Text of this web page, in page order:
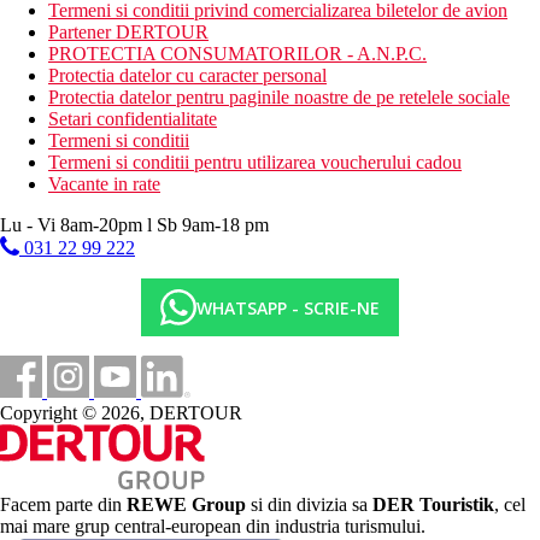
Ultra all inclusive
Mic dejun, pranz si cina tip bufet
Gustare
Miezul noptii si bufet dietetic
Gustare de dupa amiaza
Minibar alimentat zilnic
Bauturi alcoolice si nealcoolice locale si internationale
selectate (24 de ore pe zi)
Plaja cu nisip separata de o promenada. Bar pe plaja, sezlonguri
si umbrele gratuite.
Oferta sportiva
Gratuit:tenis de masa, volei pe plaja, fitness (de la 16
ani), darts, aerobic, polo
Contra cost:biliard, bowling
Copii
Termeni si conditii privind comercializarea biletelor de avion
Partener DERTOUR
PROTECTIA CONSUMATORILOR - A.N.P.C.
Protectia datelor cu caracter personal
Protectia datelor pentru paginile noastre de pe retelele sociale
Setari confidentialitate
Termeni si conditii
Termeni si conditii pentru utilizarea voucherului cadou
Vacante in rate
Lu - Vi 8am-20pm l Sb 9am-18 pm
031 22 99 222
WHATSAPP - SCRIE-NE
Copyright © 2026, DERTOUR
Facem parte din REWE Group si din divizia sa DER Touristik, cel
mai mare grup central-european din industria turismului.